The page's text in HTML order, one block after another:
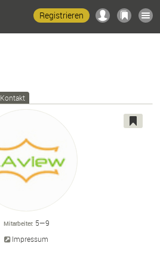
Registrieren
Kontakt
Mitarbeiter 5—9
Impressum